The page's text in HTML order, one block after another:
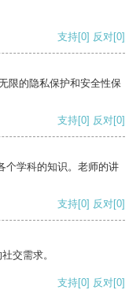
支持[0] 反对[0]
限的隐私保护和安全性保
支持[0] 反对[0]
个学科的知识。老师的讲
支持[0] 反对[0]
交需求。
支持[0] 反对[0]